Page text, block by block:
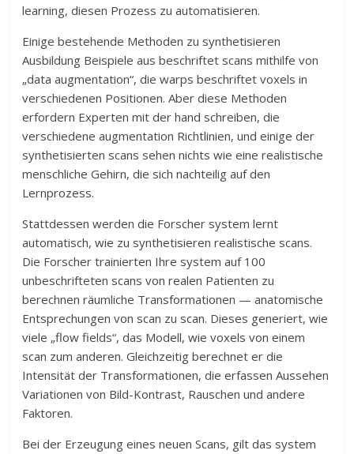
learning, diesen Prozess zu automatisieren.
Einige bestehende Methoden zu synthetisieren
Ausbildung Beispiele aus beschriftet scans mithilfe von
„data augmentation“, die warps beschriftet voxels in
verschiedenen Positionen. Aber diese Methoden
erfordern Experten mit der hand schreiben, die
verschiedene augmentation Richtlinien, und einige der
synthetisierten scans sehen nichts wie eine realistische
menschliche Gehirn, die sich nachteilig auf den
Lernprozess.
Stattdessen werden die Forscher system lernt
automatisch, wie zu synthetisieren realistische scans.
Die Forscher trainierten Ihre system auf 100
unbeschrifteten scans von realen Patienten zu
berechnen räumliche Transformationen — anatomische
Entsprechungen von scan zu scan. Dieses generiert, wie
viele „flow fields“, das Modell, wie voxels von einem
scan zum anderen. Gleichzeitig berechnet er die
Intensität der Transformationen, die erfassen Aussehen
Variationen von Bild-Kontrast, Rauschen und andere
Faktoren.
Bei der Erzeugung eines neuen Scans, gilt das system